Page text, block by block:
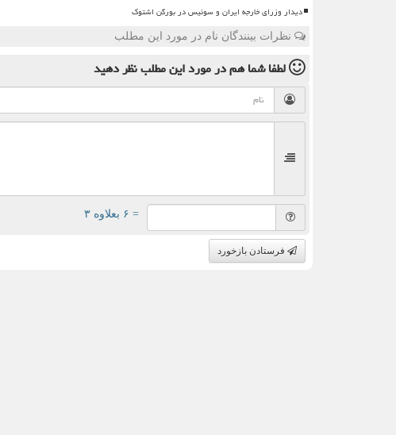
دیدار وزرای خارجه ایران و سوئیس در بورگن اشتوک
نظرات بینندگان نام در مورد این مطلب
لطفا شما همدر مورد این مطلبنظر دهید
= ۶ بعلاوه ۳
فرستادن بازخورد